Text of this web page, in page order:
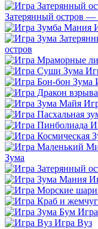
Затерянный остров
остров
Зума
Игра Вуз